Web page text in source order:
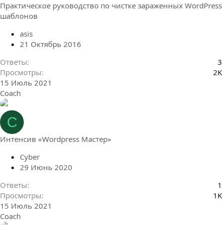
Практическое руководство по чистке зараженных WordPress
шаблонов
asis
21 Октябрь 2016
Ответы
3
Просмотры
2K
15 Июль 2021
Coach
C
Интенсив «Wordpress Мастер»
Cyber
29 Июнь 2020
Ответы
1
Просмотры
1K
15 Июль 2021
Coach